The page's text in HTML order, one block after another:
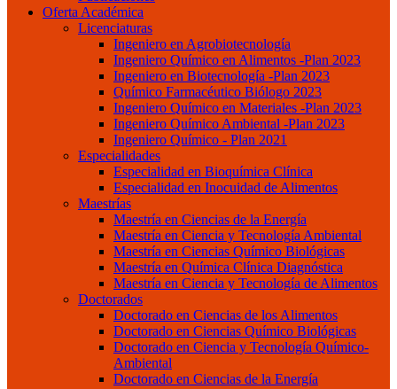
Oferta Académica
Licenciaturas
Ingeniero en Agrobiotecnología
Ingeniero Químico en Alimentos -Plan 2023
Ingeniero en Biotecnología -Plan 2023
Químico Farmacéutico Biólogo 2023
Ingeniero Químico en Materiales -Plan 2023
Ingeniero Químico Ambiental -Plan 2023
Ingeniero Químico - Plan 2021
Especialidades
Especialidad en Bioquímica Clínica
Especialidad en Inocuidad de Alimentos
Maestrías
Maestría en Ciencias de la Energía
Maestría en Ciencia y Tecnología Ambiental
Maestría en Ciencias Químico Biológicas
Maestría en Química Clínica Diagnóstica
Maestría en Ciencia y Tecnología de Alimentos
Doctorados
Doctorado en Ciencias de los Alimentos
Doctorado en Ciencias Químico Biológicas
Doctorado en Ciencia y Tecnología Químico-
Ambiental
Doctorado en Ciencias de la Energía